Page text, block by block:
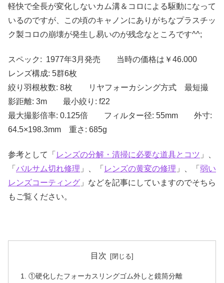
軽快で全長が変化しないカム溝＆コロによる駆動になって
いるのですが、この頃のキャノンにありがちなプラスチッ
ク製コロの崩壊が発生し易いのが残念なところです^^;
スペック: 1977年3月発売 当時の価格は￥46.000
レンズ構成: 5群6枚
絞り羽根枚数: 8枚 リヤフォーカシング方式 最短撮
影距離: 3m 最小絞り: f22
最大撮影倍率: 0.125倍 フィルター径: 55mm 外寸:
64.5×198.3mm 重さ: 685g
参考として「 レンズの分解・清掃に必要な道具とコツ 」、
「 バルサム切れ修理 」、「 レンズの黄変の修理 」、「 弱い
レンズコーティング 」などを記事にしていますのでそちら
もご覧ください。
目次
①硬化したフォーカスリングゴム外しと鏡筒分離